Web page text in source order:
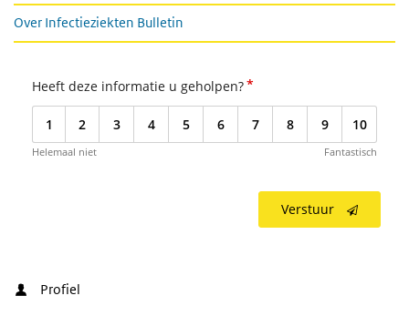
Over Infectieziekten Bulletin
Heeft deze informatie u geholpen?*
1 2 3 4 5 6 7 8 9 10
Helemaal niet Fantastisch
Verstuur
Profiel